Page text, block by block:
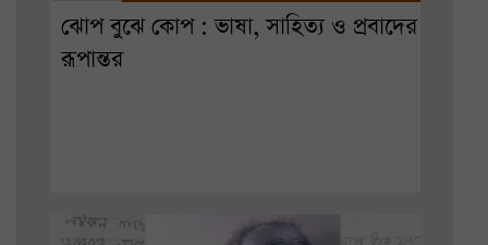
ঝোপ বুঝে কোপ : ভাষা, সাহিত্য ও প্রবাদের
রূপান্তর